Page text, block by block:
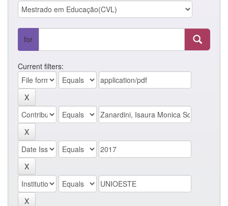
for
Current filters: